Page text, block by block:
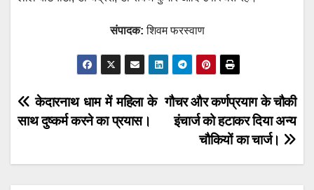
संपादक: शिवम फरस्वाण
Post
navigation
गौचर और कर्णप्रयाग के चौकी
इंचार्ज को हटाकर दिया अन्य
चौकियों का चार्ज।
केदारनाथ धाम में महिला के
साथ दुष्कर्म करने का प्रयास।